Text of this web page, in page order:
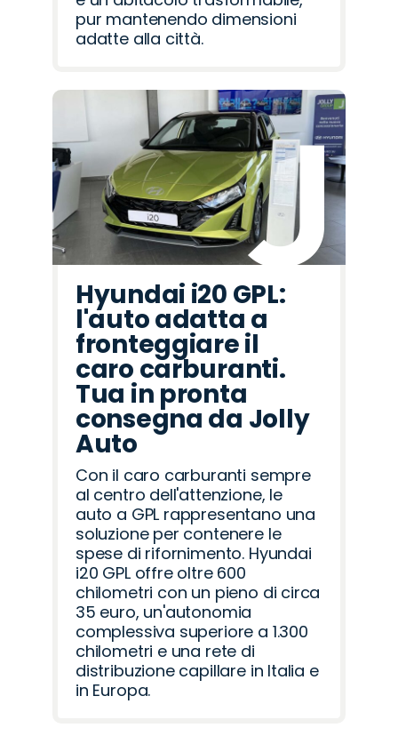
pur mantenendo dimensioni
adatte alla città.
Hyundai i20 GPL:
l'auto adatta a
fronteggiare il
caro carburanti.
Tua in pronta
consegna da Jolly
Auto
Con il caro carburanti sempre
al centro dell'attenzione, le
auto a GPL rappresentano una
soluzione per contenere le
spese di rifornimento. Hyundai
i20 GPL offre oltre 600
chilometri con un pieno di circa
35 euro, un'autonomia
complessiva superiore a 1.300
chilometri e una rete di
distribuzione capillare in Italia e
in Europa.